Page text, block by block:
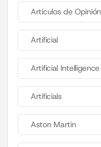
Artículos de Opinión
Artificial
Artificial Intelligence
Artificials
Aston Martin